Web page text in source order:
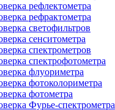
рефлектометра
рефрактометра
светофильтров
сенситометра
спектрометров
спектрофотометра
флуориметра
фотоколориметра
фотометра
Фурье-спектрометра